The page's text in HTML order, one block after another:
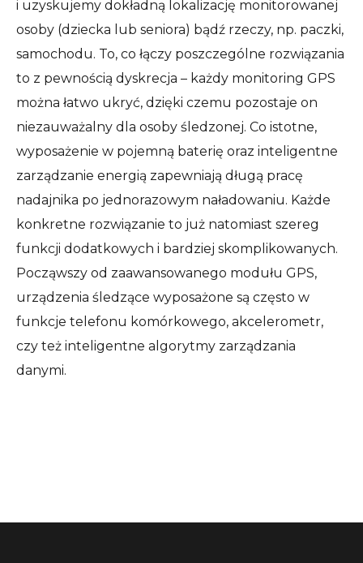
i uzyskujemy dokładną lokalizację monitorowanej
osoby (dziecka lub seniora) bądź rzeczy, np. paczki,
samochodu. To, co łączy poszczególne rozwiązania
to z pewnością dyskrecja – każdy monitoring GPS
można łatwo ukryć, dzięki czemu pozostaje on
niezauważalny dla osoby śledzonej. Co istotne,
wyposażenie w pojemną baterię oraz inteligentne
zarządzanie energią zapewniają długą pracę
nadajnika po jednorazowym naładowaniu. Każde
konkretne rozwiązanie to już natomiast szereg
funkcji dodatkowych i bardziej skomplikowanych.
Począwszy od zaawansowanego modułu GPS,
urządzenia śledzące wyposażone są często w
funkcje telefonu komórkowego, akcelerometr,
czy też inteligentne algorytmy zarządzania
danymi.